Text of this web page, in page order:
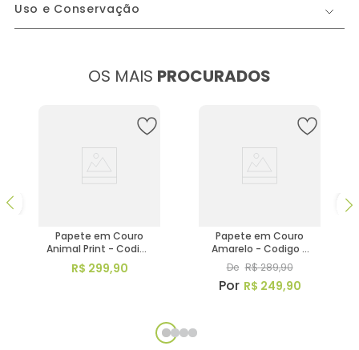
Uso e Conservação
OS MAIS PROCURADOS
Papete em Couro
Animal Print - Codigo
- 156043
R$ 299,90
Papete em Couro
Amarelo - Codigo -
156125
De R$289,90
R$ 249,90